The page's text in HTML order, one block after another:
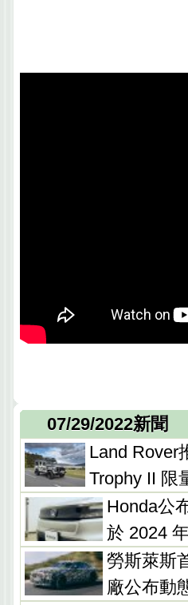
07/29/2022新聞
Land Rover
Trophy II 限
Honda公
於 2024
勞斯萊斯
廠公布動